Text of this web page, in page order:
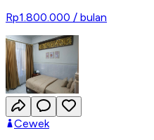
Rp1.800.000 / bulan
Cewek